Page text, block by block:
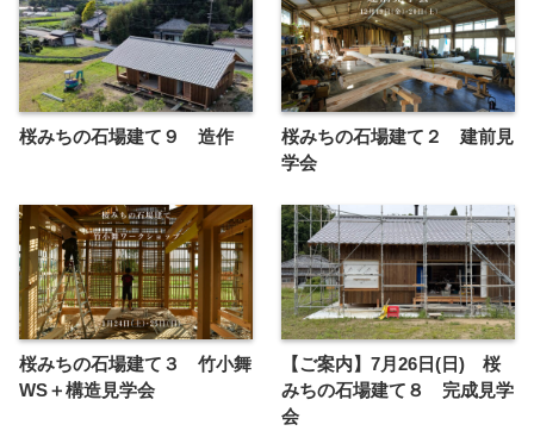
桜みちの石場建て９ 造作
桜みちの石場建て２ 建前見
学会
桜みちの石場建て３ 竹小舞
WS＋構造見学会
【ご案内】7月26日(日) 桜
みちの石場建て８ 完成見学
会